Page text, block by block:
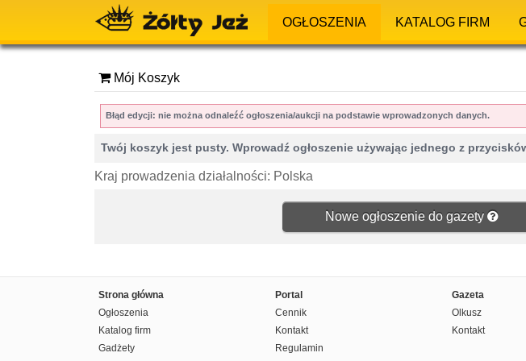
OGŁOSZENIA KATALOG FIRM
Mój Koszyk
Błąd edycji: nie można odnaleźć ogłoszenia/aukcji na podstawie wprowadzonych danych.
Twój koszyk jest pusty. Wprowadź ogłoszenie używając jednego z
Kraj prowadzenia działalności: Polska
Nowe ogłoszenie do gazety
Strona główna
Ogłoszenia
Katalog firm
Gadżety
Portal
Cennik
Kontakt
Regulamin
Gazeta
Olkusz
Kontakt